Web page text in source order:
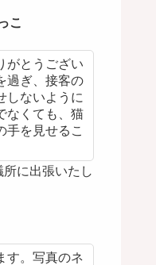
こ
がとうござい
過ぎ、接客の
しないように
なくても、猫
手を見せるこ
に出張いたし
す。写真のネ